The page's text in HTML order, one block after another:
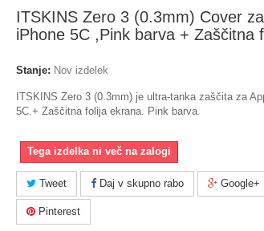
ITSKINS Zero 3 (0.3mm) Cover
iPhone 5C ,Pink barva + Zaščitna
Stanje: Nov izdelek
ITSKINS Zero 3 (0.3mm) je ultra-tanka zaščita za
5C.+ Zaščitna folija ekrana. Pink barva.
Tega izdelka ni več na zalogi
Tweet Daj v skupno rabo Google+
Pinterest